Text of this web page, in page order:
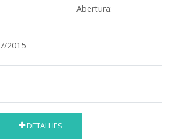
Abertura:
2015
DETALHES